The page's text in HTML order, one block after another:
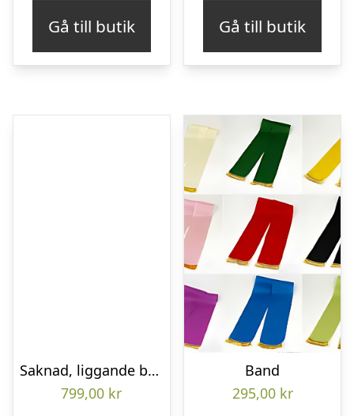
Gå till butik Gå till butik
Saknad, liggande bukett
799,00 kr
Band
295,00 kr